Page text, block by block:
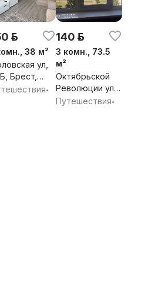
р.
38 м²
ул,
Брест,
обл.•
140 р.
3 комн., 73.5
м²
Октябрьской
Революции ул,
31, Брест,
Путешествия•